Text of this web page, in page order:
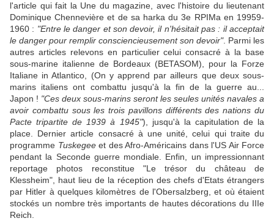
l'article qui fait la Une du magazine, avec l'histoire du lieutenant
Dominique Chennevière et de sa harka du 3e RPIMa en 19959-
1960 : "Entre le danger et son devoir, il n'hésitait pas : il acceptait
le danger pour remplir consciencieusement son devoir". Parmi les
autres articles relevons en particulier celui consacré à la base
sous-marine italienne de Bordeaux (BETASOM), pour la Forze
Italiane in Atlantico, (On y apprend par ailleurs que deux sous-
marins italiens ont combattu jusqu'à la fin de la guerre au...
Japon ! "Ces deux sous-marins seront les seules unités navales a
avoir combattu sous les trois pavillons différents des nations du
Pacte tripartite de 1939 à 1945"), jusqu'à la capitulation de la
place. Dernier article consacré à une unité, celui qui traite du
programme Tuskegeeet des Afro-Américains dans l'US Air Force
pendant la Seconde guerre mondiale. Enfin, un impressionnant
reportage photos reconstitue "Le trésor du château de
Klessheim", haut lieu de la réception des chefs d'Etats étrangers
par Hitler à quelques kilomètres de l'Obersalzberg, et où étaient
stockés un nombre très importants de hautes décorations du IIIe
Reich.